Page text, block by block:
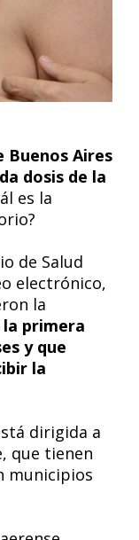
Buenos Aires
dosis de la
es la
de Salud
electrónico,
la
primera
y que
la
dirigida a
que tienen
municipios